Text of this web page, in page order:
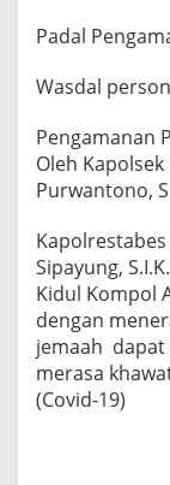
Padal
Wasdal
Pengamanan
Oleh
Purwantono,
Sipayung,
Kidul Kompol
dengan
jemaah dapat
merasa
(Covid-19)